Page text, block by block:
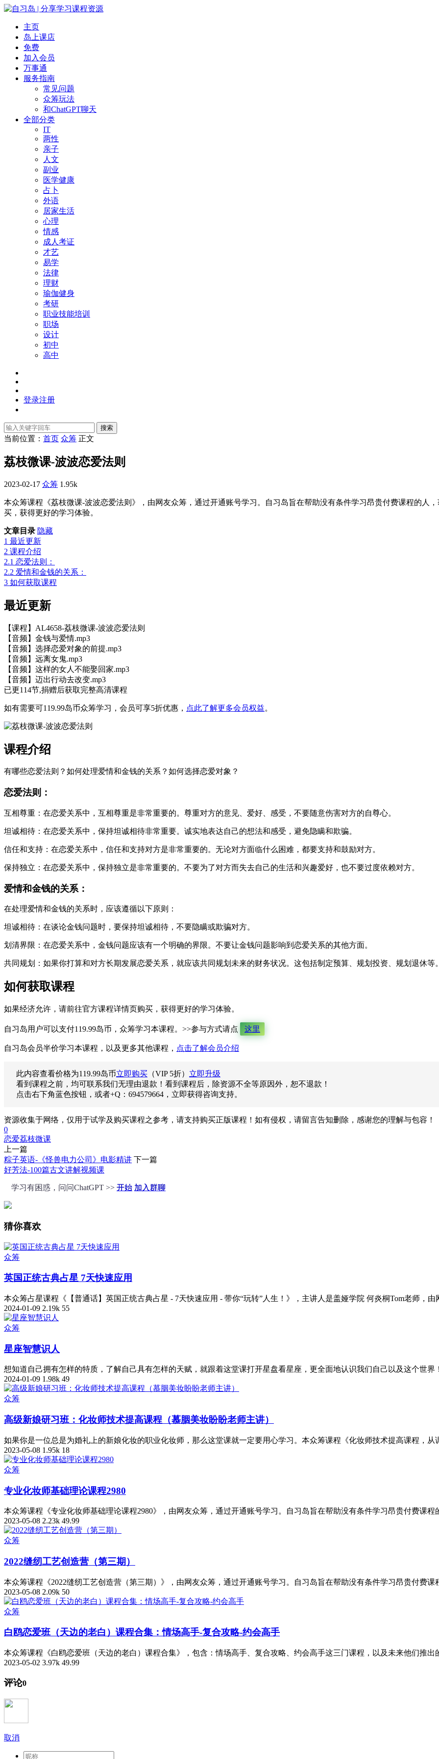
主页
岛上课店
免费
加入会员
万事通
服务指南
常见问题
众筹玩法
和ChatGPT聊天
全部分类
IT
两性
亲子
人文
副业
医学健康
占卜
外语
居家生活
心理
情感
成人考证
才艺
易学
法律
理财
瑜伽健身
考研
职业技能培训
职场
设计
初中
高中
登录注册
搜索
当前位置： 首页 众筹 正文
荔枝微课-波波恋爱法则
2023-02-17 众筹 1.95k
本众筹课程《荔枝微课-波波恋爱法则》，由网友众筹，通过开通账号学习。自习岛旨在帮助没有条件学习昂贵付费课程的人
买，获得更好的学习体验。
文章目录 隐藏
1 最近更新
2 课程介绍
2.1 恋爱法则：
2.2 爱情和金钱的关系：
3 如何获取课程
最近更新
【课程】AL4658-荔枝微课-波波恋爱法则
【音频】金钱与爱情.mp3
【音频】选择恋爱对象的前提.mp3
【音频】远离女鬼.mp3
【音频】这样的女人不能娶回家.mp3
【音频】迈出行动去改变.mp3
已更114节,捐赠后获取完整高清课程
如有需要可119.99岛币众筹学习，会员可享5折优惠， 点此了解更多会员权益。
课程介绍
有哪些恋爱法则？如何处理爱情和金钱的关系？如何选择恋爱对象？
恋爱法则：
互相尊重：在恋爱关系中，互相尊重是非常重要的。尊重对方的意见、爱好、感受，不要随意伤害对方的自尊心。
坦诚相待：在恋爱关系中，保持坦诚相待非常重要。诚实地表达自己的想法和感受，避免隐瞒和欺骗。
信任和支持：在恋爱关系中，信任和支持对方是非常重要的。无论对方面临什么困难，都要支持和鼓励对方。
保持独立：在恋爱关系中，保持独立是非常重要的。不要为了对方而失去自己的生活和兴趣爱好，也不要过度依赖对方。
爱情和金钱的关系：
在处理爱情和金钱的关系时，应该遵循以下原则：
坦诚相待：在谈论金钱问题时，要保持坦诚相待，不要隐瞒或欺骗对方。
划清界限：在恋爱关系中，金钱问题应该有一个明确的界限。不要让金钱问题影响到恋爱关系的其他方面。
共同规划：如果你打算和对方长期发展恋爱关系，就应该共同规划未来的财务状况。这包括制定预算、规划投资、规划退休等
如何获取课程
如果经济允许，请前往官方课程详情页购买，获得更好的学习体验。
自习岛用户可以支付119.99岛币，众筹学习本课程。>>参与方式请点 这里
自习岛会员半价学习本课程，以及更多其他课程， 点击了解会员介绍
此内容查看价格为119.99岛币立即购买 （VIP 5折） 立即升级
看到课程之前，均可联系我们无理由退款！看到课程后，除资源不全等原因外，恕不退款！
点击右下角蓝色按钮，或者+Q：694579664，立即获得咨询支持。
资源收集于网络，仅用于试学及购买课程之参考，请支持购买正版课程！如有侵权，请留言告知删除，感谢您的理解与包容！
0
恋爱荔枝微课
上一篇
粽子英语-《怪兽电力公司》电影精讲 下一篇
好芳法-100篇古文讲解视频课
学习有困惑，问问ChatGPT >> 开始 加入群聊
猜你喜欢
众筹
英国正统古典占星 7天快速应用
本众筹占星课程《【普通话】英国正统古典占星 - 7天快速应用 - 带你“玩转”人生！》，主讲人是盖娅学院 何炎桐Tom老师，
2024-01-09 2.19k 55
众筹
星座智慧识人
想知道自己拥有怎样的特质，了解自己具有怎样的天赋，就跟着这堂课打开星盘看星座，更全面地认识我们自己以及这个世
2024-01-09 1.98k 49
众筹
高级新娘研习班：化妆师技术提高课程（慕胭美妆盼盼老师主讲）
如果你是一位总是为婚礼上的新娘化妆的职业化妆师，那么这堂课就一定要用心学习。本众筹课程《化妆师技术提高课程，
2023-05-08 1.95k 18
众筹
专业化妆师基础理论课程2980
本众筹课程《专业化妆师基础理论课程2980》，由网友众筹，通过开通账号学习。自习岛旨在帮助没有条件学习昂贵付费课
2023-05-08 2.23k 49.99
众筹
2022缝纫工艺创造营（第三期）
本众筹课程《2022缝纫工艺创造营（第三期）》，由网友众筹，通过开通账号学习。自习岛旨在帮助没有条件学习昂贵付费
2023-05-08 2.09k 50
众筹
白鸥恋爱班（天边的老白）课程合集：情场高手-复合攻略-约会高手
本众筹课程《白鸥恋爱班（天边的老白）课程合集》，包含：情场高手、复合攻略、约会高手这三门课程，以及未来他们推
2023-05-02 3.97k 49.99
评论0
取消